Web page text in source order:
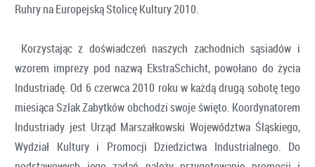
Ruhry na Europejską Stolicę Kultury 2010.
Korzystając z doświadczeń naszych zachodnich sąsiadów i
wzorem imprezy pod nazwą EkstraSchicht, powołano do życia
Industriadę. Od 6 czerwca 2010 roku w każdą drugą sobotę tego
miesiąca Szlak Zabytków obchodzi swoje święto. Koordynatorem
Industriady jest Urząd Marszałkowski Województwa Śląskiego,
Wydział Kultury i Promocji Dziedzictwa Industrialnego. Do